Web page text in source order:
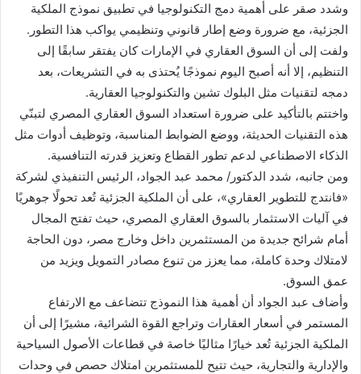
وشدد صقر على أهمية دمج التكنولوجيا في تطبيق نموذج الملكية
الجزئية، مع ضرورة وضع إطار قانوني وتنظيمي يواكب هذا التطور.
ولفت إلى أن السوق العقاري في الإمارات كان يفتقر سابقًا إلى
التنظيم، إلا أنه أصبح اليوم نموذجًا يُحتذى به في التشريعات، بعد
دمجه لتقنيات مثل البلوك تشين والتكنولوجيا العقارية.
واختتم بالتأكيد على ضرورة استعداد السوق العقاري المصري لتبنّي
هذه التقنيات الحديثة، ووضع الضوابط المناسبة، وتوظيف أدوات مثل
الذكاء الاصطناعي لدعم تطور القطاع وتعزيز قدرته التنافسية.
ومن جانبه، شدد الدكتور/ محمد عبد الجواد، الرئيس التنفيذي لشركة
«فانتدج للتطوير العقاري»، على أن الملكية الجزئية تُعد تحولًا جوهريًا
في آليات الاستثمار بالسوق العقاري المصري، حيث تفتح المجال
أمام شرائح جديدة من المستثمرين داخل وخارج مصر، دون الحاجة
لامتلاك وحدة كاملة، مما يعزز من تنوع مصادر التمويل ويزيد من
عمق السوق.
وأضاف عبد الجواد أن أهمية هذا النموذج تتضاعف مع الارتفاع
المستمر في أسعار العقارات وتراجع القوة الشرائية، مشيرًا إلى أن
الملكية الجزئية تُعد خيارًا مثاليًا خاصة في قطاعات الأصول السياحية
والإدارية والتجارية، حيث تتيح للمستثمرين امتلاك حصص في وحدات